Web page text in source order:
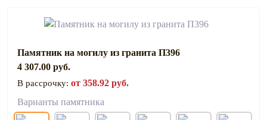
Памятник на могилу из гранита П396
4 307.00 руб.
В рассрочку: от 358.92 руб.
Варианты памятника